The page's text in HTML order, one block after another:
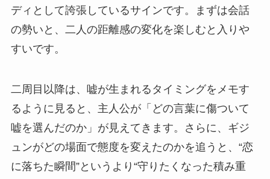
ディとして誇張しているサインです。まずは会話
の勢いと、二人の距離感の変化を楽しむと入りや
すいです。
二周目以降は、嘘が生まれるタイミングをメモす
るように見ると、主人公が「どの言葉に傷ついて
嘘を選んだのか」が見えてきます。さらに、ギジ
ュンがどの場面で態度を変えたのかを追うと、“恋
に落ちた瞬間”というより“守りたくなった積み重